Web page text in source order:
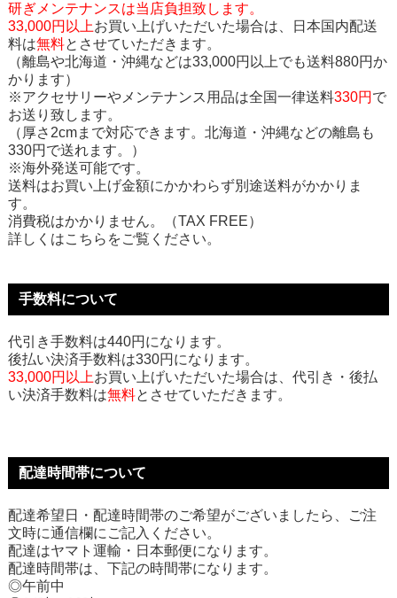
研ぎメンテナンスは当店負担致します。
33,000円以上お買い上げいただいた場合は、日本国内配送
料は無料とさせていただきます。
（離島や北海道・沖縄などは33,000円以上でも送料880円か
かります）
※アクセサリーやメンテナンス用品は全国一律送料330円 で
お送り致します。
（厚さ2cmまで対応できます。北海道・沖縄などの離島も
330円で送れます。）
※海外発送可能です。
送料はお買い上げ金額にかかわらず別途送料がかかりま
す。
消費税はかかりません。（TAX FREE）
詳しくはこちらをご覧ください。
手数料について
代引き手数料は440円になります。
後払い決済手数料は330円になります。
33,000円以上お買い上げいただいた場合は、代引き・後払
い決済手数料は無料とさせていただきます。
配達時間帯について
配達希望日・配達時間帯のご希望がございましたら、ご注
文時に通信欄にご記入ください。
配達はヤマト運輸・日本郵便になります。
配達時間帯は、下記の時間帯になります。
◎午前中